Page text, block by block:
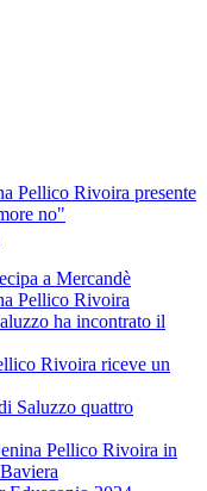
Pellico Rivoira presente
no"
a Mercandè
Pellico Rivoira
ha incontrato il
Rivoira riceve un
Saluzzo quattro
Pellico Rivoira in